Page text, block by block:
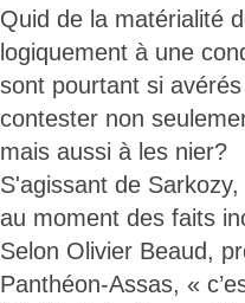
Quid de la matérialité
logiquement à une
sont pourtant si
contester non
mais aussi à les nier?
S'agissant de
au moment des faits
Selon Olivier Beaud,
Panthéon-Assas, «